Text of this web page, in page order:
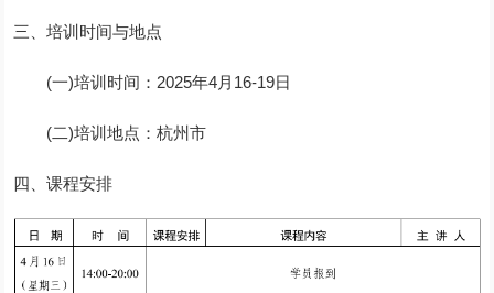
三、培训时间与地点
(一)培训时间：2025年4月16-19日
(二)培训地点：杭州市
四、课程安排